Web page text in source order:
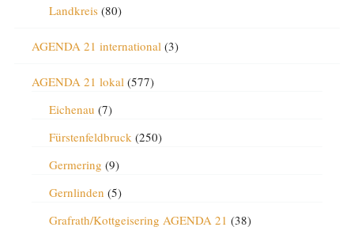
Landkreis(80)
AGENDA 21 international(3)
AGENDA 21 lokal(577)
Eichenau (7)
Fürstenfeldbruck(250)
Germering (9)
Gernlinden (5)
Grafrath/Kottgeisering AGENDA 21 (38)